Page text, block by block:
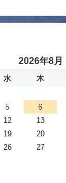
2026年8月
水 木
5 6
12 13
19 20
26 27